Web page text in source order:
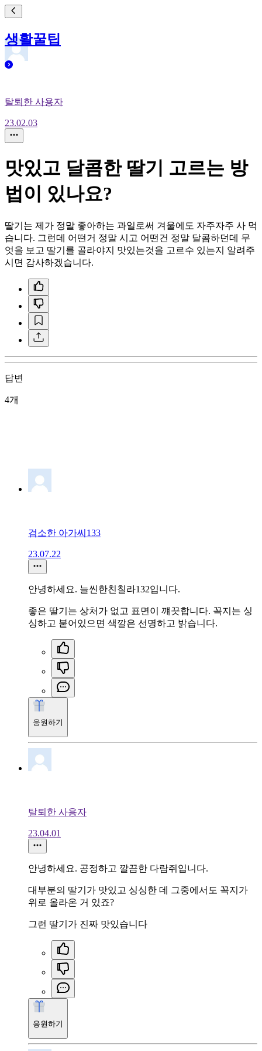
생활꿀팁
탈퇴한 사용자
23.02.03
맛있고 달콤한 딸기 고르는 방
법이 있나요?
딸기는 제가 정말 좋아하는 과일로써 겨울에도 자주자주 사 먹
습니다. 그런데 어떤거 정말 시고 어떤건 정말 달콤하던데 무
엇을 보고 딸기를 골라야지 맛있는것을 고르수 있는지 알려주
시면 감사하겠습니다.
답변
4개
검소한 아가씨133
23.07.22
안녕하세요. 늘씬한친칠라132입니다.
좋은 딸기는 상처가 없고 표면이 꺠끗합니다. 꼭지는 싱
싱하고 붙어있으면 색깔은 선명하고 밝습니다.
응원하기
탈퇴한 사용자
23.04.01
안녕하세요. 공정하고 깔끔한 다람쥐입니다.
대부분의 딸기가 맛있고 싱싱한 데 그중에서도 꼭지가
위로 올라온 거 있죠?
그런 딸기가 진짜 맛있습니다
응원하기